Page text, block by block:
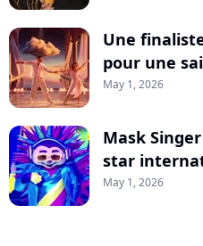
Une
pour une
May 1, 2026
Mask
star
May 1, 2026